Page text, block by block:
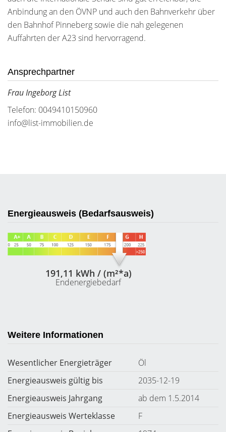
Anbindung an den ÖVNP und auch den Bahnverkehr über
den Bahnhof Pinneberg sowie die nah gelegenen
Auffahrten der A23 sind hervorragend.
Ansprechpartner
Frau Ingeborg List
Telefon: 0049410150960
info@list-immobilien.de
Energieausweis (Bedarfsausweis)
191,11 kWh / (m²*a)
Endenergiebedarf
Weitere Informationen
Wesentlicher Energieträger
Öl
Energieausweis gültig bis
2035-12-19
Energieausweis Jahrgang
ab dem 1.5.2014
Energieausweis Werteklasse
F